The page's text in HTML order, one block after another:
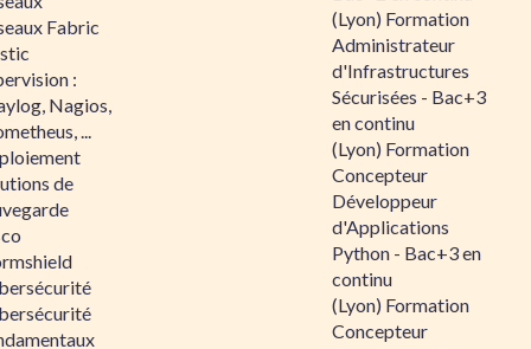
Fabric
:
Nagios,
...
de
(Lyon) Formation
Administrateur
d'Infrastructures
Sécurisées - Bac+3
en continu
(Lyon) Formation
Concepteur
Développeur
d'Applications
Python - Bac+3 en
continu
(Lyon) Formation
Concepteur